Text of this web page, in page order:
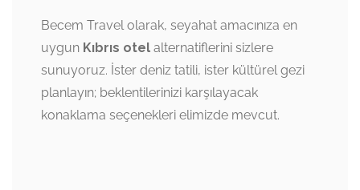
Becem Travel olarak, seyahat amacınıza en
uygun Kıbrıs otel alternatiflerini sizlere
sunuyoruz. İster deniz tatili, ister kültürel gezi
planlayın; beklentilerinizi karşılayacak
konaklama seçenekleri elimizde mevcut.